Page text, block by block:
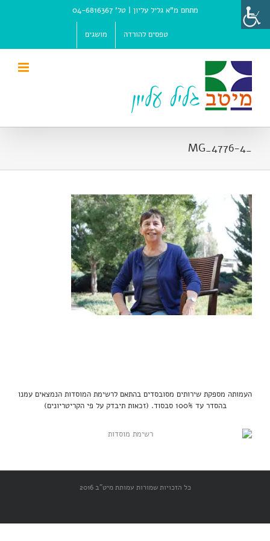
content
מתחם מ"א גליל עליון |טל' 04-6816367
טפסים להורדה מושגים
_MG_4776-4
העמותה מספקת שירותים מסובסדים בהתאם לרשימת המוסדות הנמצאים עמנו
בהסדר עד 100% סבסוד. (זכאות תיבדק על פי הקריטריונים)
כל הזכויות שמורות עמותת מיט"ב 2016